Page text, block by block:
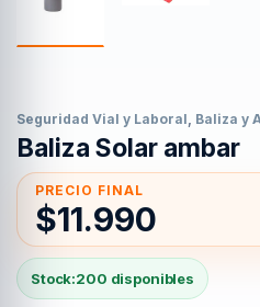
Seguridad Vial y Laboral, Baliza y
Baliza Solar ambar
Stock:200 disponibles
$11.990